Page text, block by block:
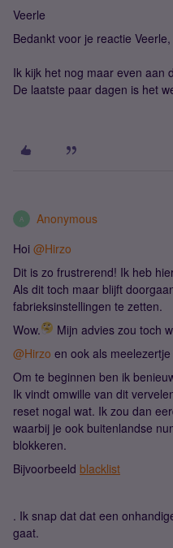
Veerle
Bedankt voor je reactie Veerle,
Ik kijk het nog maar even aan
De laatste paar dagen is het
A Anonymous
Hoi @Hirzo
Dit is zo frustrerend! Ik heb
Als dit toch maar blijft
fabrieksinstellingen te zetten.
Wow.
Mijn advies zou toch
@Hirzo en ook als
Om te beginnen ben ik
Ik vindt omwille van dit
reset nogal wat. Ik zou dan
waarbij je ook buitenlandse
blokkeren.
Bijvoorbeeld blacklist
. Ik snap dat dat een
gaat.